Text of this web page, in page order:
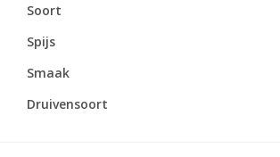
Relatiegeschenken
Sake
Soort
Spijs
Smaak
Druivensoort